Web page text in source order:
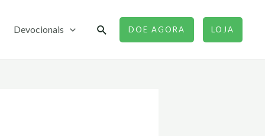
Devocionais PesquisarDOE AGORA LOJA